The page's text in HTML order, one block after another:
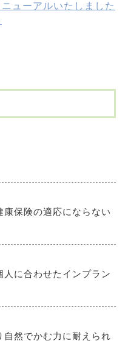
ューアルいたしました
康保険の適応にならない
人に合わせたインプラン
自然でかむ力に耐えられ